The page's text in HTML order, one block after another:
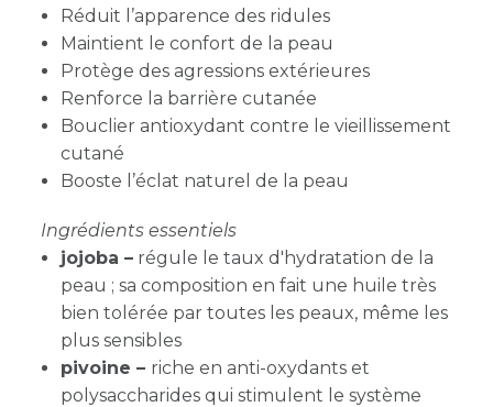
Réduit l’apparence des ridules
Maintient le confort de la peau
Protège des agressions extérieures
Renforce la barrière cutanée
Bouclier antioxydant contre le vieillissement
cutané
Booste l’éclat naturel de la peau
Ingrédients essentiels
jojoba – régule le taux d'hydratation de la
peau ; sa composition en fait une huile très
bien tolérée par toutes les peaux, même les
plus sensibles
pivoine – riche en anti-oxydants et
polysaccharides qui stimulent le système